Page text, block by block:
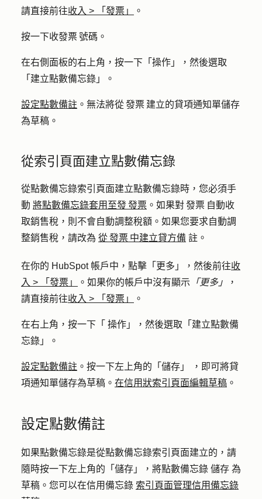
請直接前往收入 > 「發票」 。
按一下收發票 號碼 。
在右側面板的右上角，按一下「 操作 」，然後選取
「 建立點數備忘錄 」。
設定點數備註 。無法將從 發票 建立的貸項通知單儲存
為草稿。
從索引頁面建立點數備忘錄
從點數備忘錄索引頁面建立點數備忘錄時，您必須手
動 將點數備忘錄套用至發 發票 。如果對 發票 自動收
取銷售稅，則不會自動調整稅額。如果您要求自動調
整銷售稅，請改為 從 發票 中建立貸方備 註。
在你的 HubSpot 帳戶中，點擊 「更多」 ，然後前往收
入 > 「發票」 。如果你的帳戶中沒有顯示 「更多」
，
請直接前往收入 > 「發票」 。
在右上角，按一下「 操作 」，然後選取「 建立點數備
忘錄 」。
設定點數備註 。按一下左上角的「 儲存」
，即可將貸
項通知單儲存為草稿。 在信用狀索引頁面編輯草稿 。
設定點數備註
如果點數備忘錄是從點數備忘錄索引頁面建立的，請
隨時按一下左上角的「儲存」，將點數備忘錄 儲存 為
草稿。您可以在信用備忘錄 索引頁面管理信用備忘錄